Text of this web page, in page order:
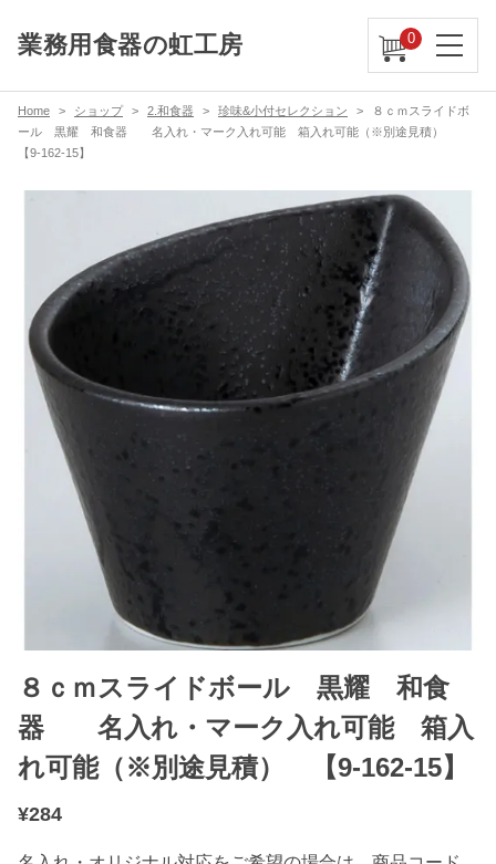
業務用食器の虹工房 0
Home ショップ 2.和食器 珍味&小付セレクション
８ｃｍスライドボ
ール 黒耀 和食器 名入れ・マーク入れ可能 箱入れ可能（※別途見積）
【9-162-15】
８ｃｍスライドボール 黒耀 和食
器 名入れ・マーク入れ可能 箱入
れ可能（※別途見積） 【9-162-15】
¥284